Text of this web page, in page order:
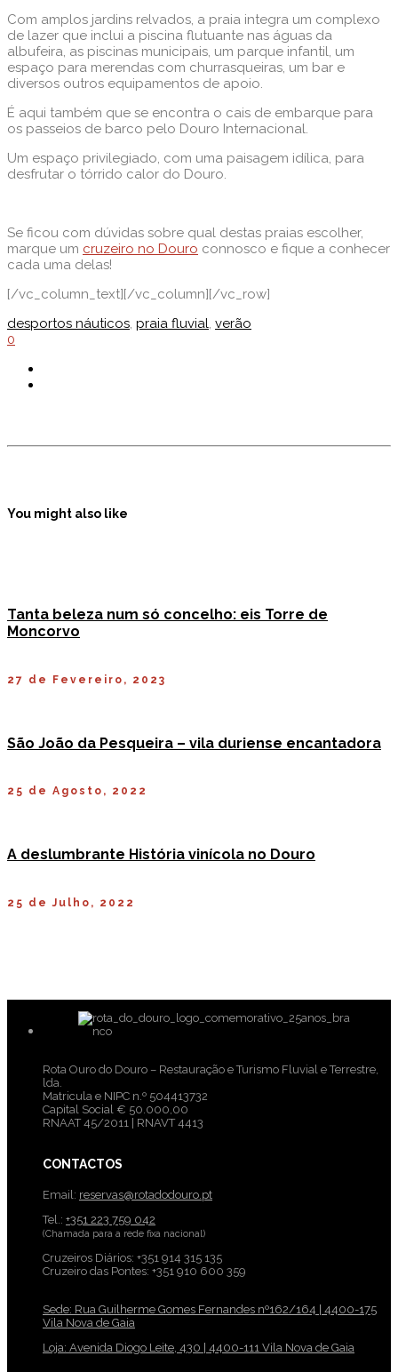
Com amplos jardins relvados, a praia integra um complexo
de lazer que inclui a piscina flutuante nas águas da
albufeira, as piscinas municipais, um parque infantil, um
espaço para merendas com churrasqueiras, um bar e
diversos outros equipamentos de apoio.
É aqui também que se encontra o cais de embarque para
os passeios de barco pelo Douro Internacional.
Um espaço privilegiado, com uma paisagem idílica, para
desfrutar o tórrido calor do Douro.
Se ficou com dúvidas sobre qual destas praias escolher,
marque um cruzeiro no Douro connosco e fique a conhecer
cada uma delas!
[/vc_column_text][/vc_column][/vc_row]
desportos náuticos, praia fluvial, verão
0
You might also like
Tanta beleza num só concelho: eis Torre de
Moncorvo
27 de Fevereiro, 2023
São João da Pesqueira – vila duriense encantadora
25 de Agosto, 2022
A deslumbrante História vinícola no Douro
25 de Julho, 2022
Rota Ouro do Douro – Restauração e Turismo Fluvial e Terrestre,
lda.
Matricula e NIPC n.º 504413732
Capital Social € 50.000,00
RNAAT 45/2011 | RNAVT 4413
CONTACTOS
Email: reservas@rotadodouro.pt
Tel.: +351 223 759 042
(Chamada para a rede fixa nacional)
Cruzeiros Diários: +351 914 315 135
Cruzeiro das Pontes: +351 910 600 359
Sede: Rua Guilherme Gomes Fernandes nº162/164 | 4400-175
Vila Nova de Gaia
Loja: Avenida Diogo Leite, 430 | 4400-111 Vila Nova de Gaia